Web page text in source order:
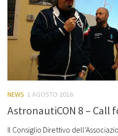
NEWS 1 AGOSTO 2016
AstronautiCON 8 – Call
Il Consiglio Direttivo